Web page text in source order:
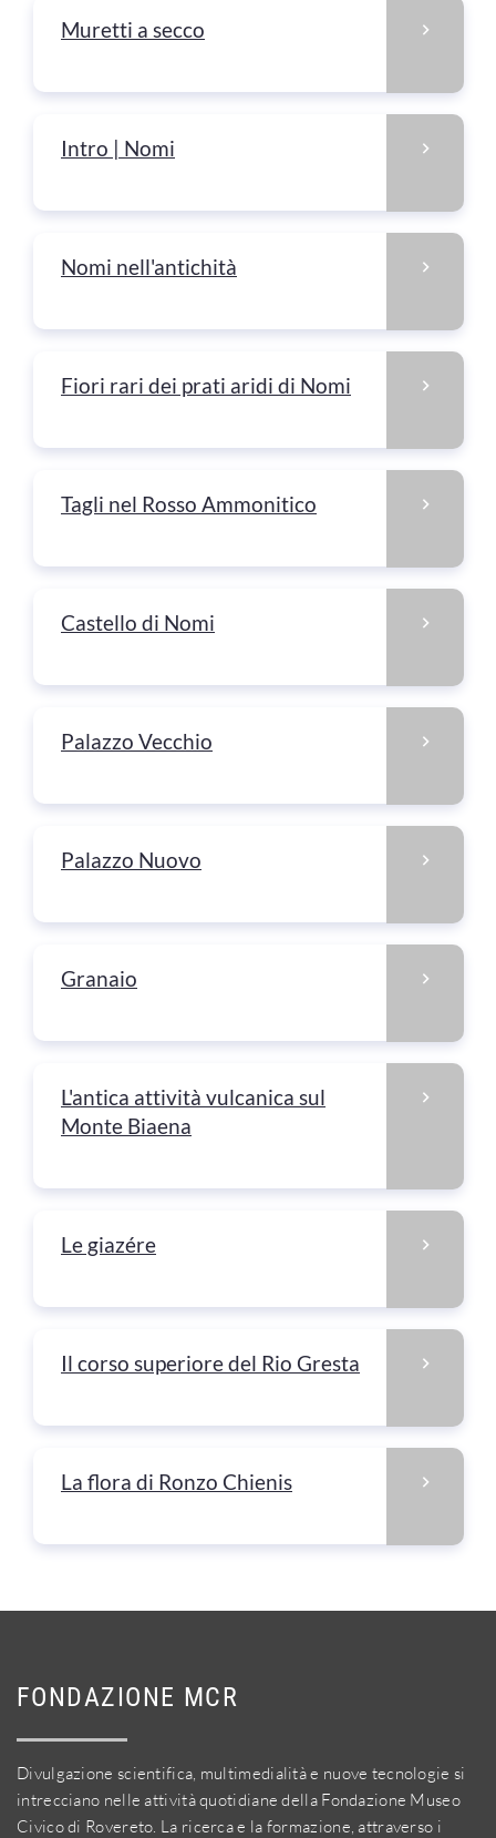
Muretti a secco
Intro | Nomi
Nomi nell'antichità
Fiori rari dei prati aridi di Nomi
Tagli nel Rosso Ammonitico
Castello di Nomi
Palazzo Vecchio
Palazzo Nuovo
Granaio
L'antica attività vulcanica sul
Monte Biaena
Le giazére
Il corso superiore del Rio Gresta
La flora di Ronzo Chienis
FONDAZIONE MCR
Divulgazione scientifica, multimedialità e nuove tecnologie si
intrecciano nelle attività quotidiane della Fondazione Museo
Civico di Rovereto. La ricerca e la formazione, attraverso i